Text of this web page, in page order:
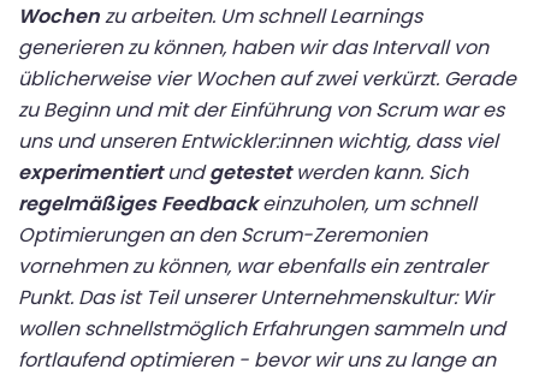
Wochenzu arbeiten. Um schnell Learnings
generieren zu können, haben wir das Intervall von
üblicherweise vier Wochen auf zwei verkürzt. Gerade
zu Beginn und mit der Einführung von Scrum war es
uns und unseren Entwickler:innen wichtig, dass viel
experimentiertundgetestetwerden kann. Sich
regelmäßiges Feedbackeinzuholen, um schnell
Optimierungen an den Scrum-Zeremonien
vornehmen zu können, war ebenfalls ein zentraler
Punkt. Das ist Teil unserer Unternehmenskultur: Wir
wollen schnellstmöglich Erfahrungen sammeln und
fortlaufend optimieren - bevor wir uns zu lange an